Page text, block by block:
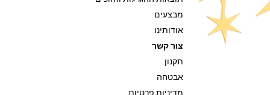
מבצעים
אודותינו
צור קשר
תקנון
אבטחה
מדיניות פרטיות